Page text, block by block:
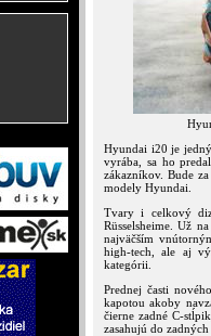
Hyundai i20 je
vyrába, sa ho
zákazníkov. Bude
modely Hyundai.
Tvary i celkový
Rüsselsheime. Už
najväčším
high-tech, ale aj
kategórii.
Prednej časti
kapotou akoby
čierne zadné C-
zasahujú do